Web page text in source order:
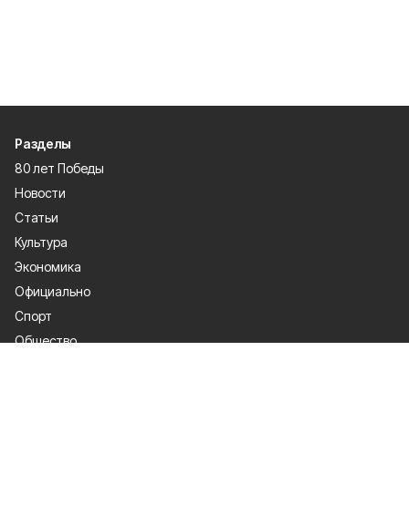
Разделы
80 лет Победы
Новости
Статьи
Культура
Экономика
Официально
Спорт
Общество